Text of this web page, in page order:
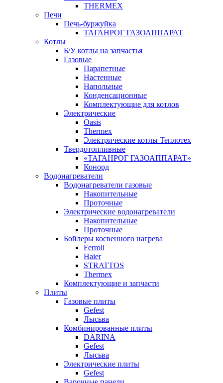
THERMEX
Печи
Печь-буржуйка
ТАГАНРОГ ГАЗОАППАРАТ
Котлы
Б/У котлы на запчастья
Газовые
Парапетные
Настенные
Напольные
Конденсационные
Комплектующие для котлов
Электрические
Oasis
Thermex
Электрические котлы Теплотех
Твердотопливные
«ТАГАНРОГ ГАЗОАППАРАТ»
Конорд
Водонагреватели
Водонагреватели газовые
Накопительные
Проточные
Электрические водонагреватели
Накопительные
Проточные
Бойлеры косвенного нагрева
Ferroli
Haier
STRATTOS
Thermex
Комплектующие и запчасти
Плиты
Газовые плиты
Gefest
Лысьва
Комбинированные плиты
DARINA
Gefest
Лысьва
Электрические плиты
Gefest